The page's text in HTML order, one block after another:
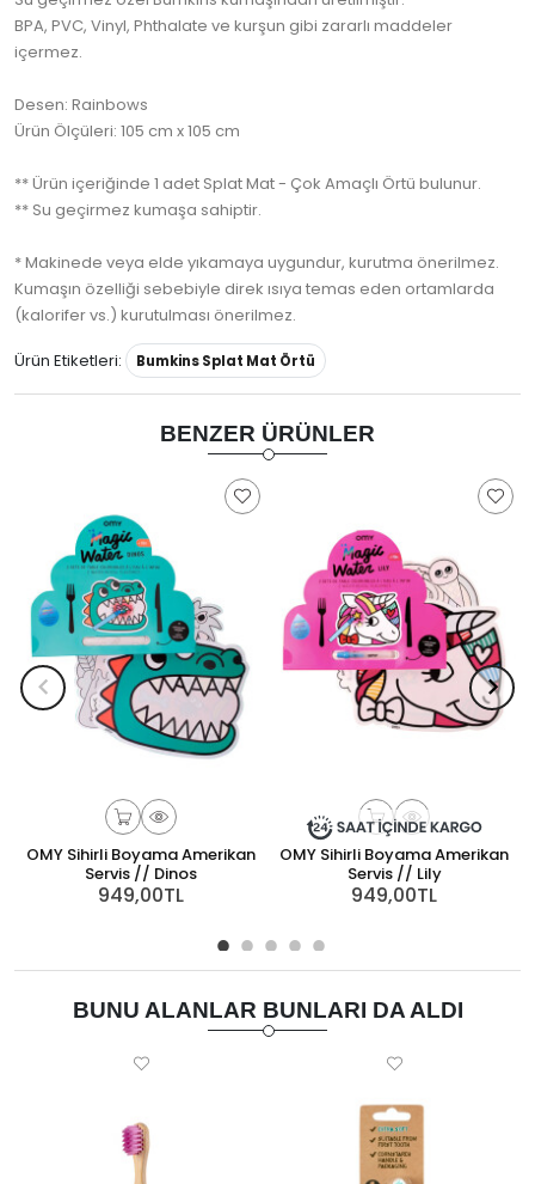
BPA, PVC, Vinyl, Phthalate ve kurşun gibi zararlı maddeler
içermez.
Desen: Rainbows
Ürün Ölçüleri: 105 cm x 105 cm
** Ürün içeriğinde 1 adet Splat Mat - Çok Amaçlı Örtü bulunur.
** Su geçirmez kumaşa sahiptir.
* Makinede veya elde yıkamaya uygundur, kurutma önerilmez.
Kumaşın özelliği sebebiyle direk ısıya temas eden ortamlarda
(kalorifer vs.) kurutulması önerilmez.
Ürün Etiketleri:
Bumkins Splat Mat Örtü
BENZER ÜRÜNLER
OMY Sihirli Boyama Amerikan
Servis // Dinos
949,00TL
OMY Sihirli Boyama Amerikan
Servis // Lily
949,00TL
BUNU ALANLAR BUNLARI DA ALDI